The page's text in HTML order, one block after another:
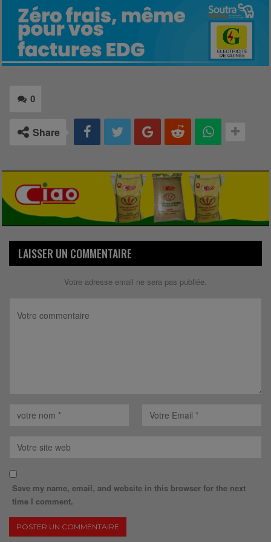
0
Share
LAISSER UN COMMENTAIRE
Votre adresse email ne sera pas publiée.
Save my name, email, and website in this browser for the next
time I comment.